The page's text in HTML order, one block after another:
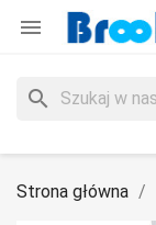

search
Strona główna